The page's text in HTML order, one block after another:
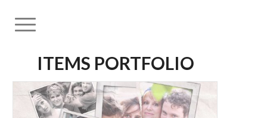
ITEMS PORTFOLIO